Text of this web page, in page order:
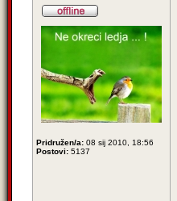
Pridružen/a: 08 sij 2010, 18:56
Postovi: 5137